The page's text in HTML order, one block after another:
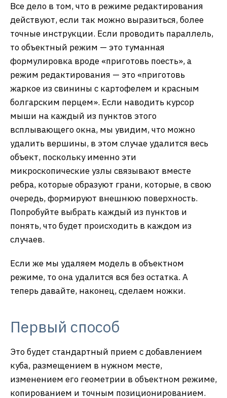
Все дело в том, что в режиме редактирования
действуют, если так можно выразиться, более
точные инструкции. Если проводить параллель,
то объектный режим — это туманная
формулировка вроде «приготовь поесть», а
режим редактирования — это «приготовь
жаркое из свинины с картофелем и красным
болгарским перцем». Если наводить курсор
мыши на каждый из пунктов этого
всплывающего окна, мы увидим, что можно
удалить вершины, в этом случае удалится весь
объект, поскольку именно эти
микроскопические узлы связывают вместе
ребра, которые образуют грани, которые, в свою
очередь, формируют внешнюю поверхность.
Попробуйте выбрать каждый из пунктов и
понять, что будет происходить в каждом из
случаев.
Если же мы удаляем модель в объектном
режиме, то она удалится вся без остатка. А
теперь давайте, наконец, сделаем ножки.
Первый способ
Это будет стандартный прием с добавлением
куба, размещением в нужном месте,
изменением его геометрии в объектном режиме,
копированием и точным позиционированием.